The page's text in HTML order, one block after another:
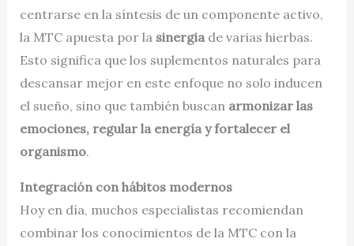
centrarse en la síntesis de un componente activo,
la MTC apuesta por la sinergiade varias hierbas.
Esto significa que los suplementos naturales para
descansar mejor en este enfoque no solo inducen
el sueño, sino que también buscan armonizar las
emociones, regular la energía y fortalecer el
organismo.
Integración con hábitos modernos
Hoy en día, muchos especialistas recomiendan
combinar los conocimientos de la MTC con la